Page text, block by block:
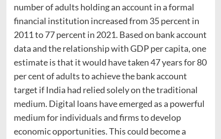
number of adults holding an account in a formal
financial institution increased from 35 percent in
2011 to 77 percent in 2021. Based on bank account
data and the relationship with GDP per capita, one
estimate is that it would have taken 47 years for 80
per cent of adults to achieve the bank account
target if India had relied solely on the traditional
medium. Digital loans have emerged as a powerful
medium for individuals and firms to develop
economic opportunities. This could become a